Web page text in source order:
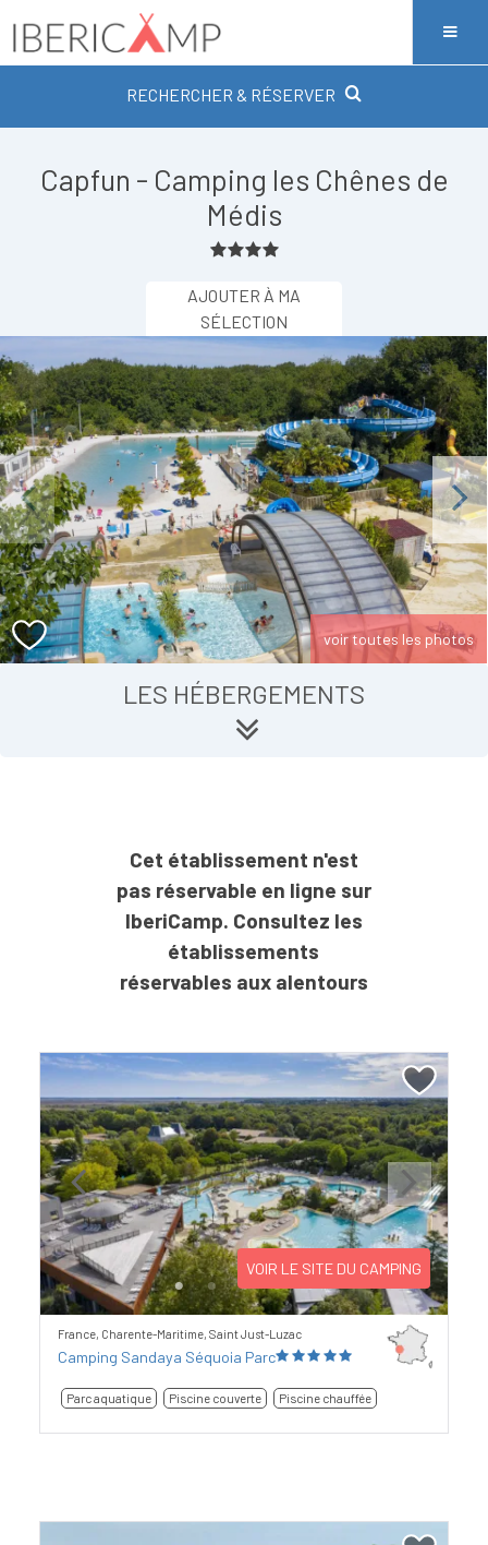
RECHERCHER & RÉSERVER
Capfun - Camping les Chênes de
Médis
AJOUTER À MA
SÉLECTION
Next
voir toutes les photos
LES HÉBERGEMENTS
Cet établissement n'est
pas réservable en ligne sur
IberiCamp. Consultez les
établissements
réservables aux alentours
Previous Next
VOIR LE SITE DU CAMPING
France, Charente-Maritime, Saint Just-Luzac
Camping Sandaya Séquoia Parc
Parc aquatique Piscine couverte Piscine chauffée